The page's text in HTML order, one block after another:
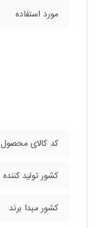
مورد استفاده
کد کالای محصول
کشور تولید کننده
کشور مبدا برند